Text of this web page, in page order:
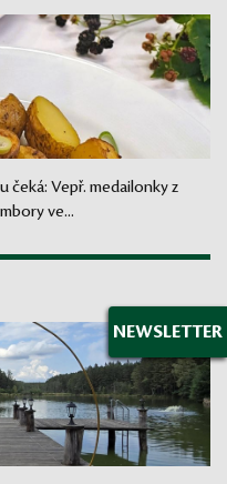
čeká: Vepř. medailonky z
ve...
NEWSLETTER